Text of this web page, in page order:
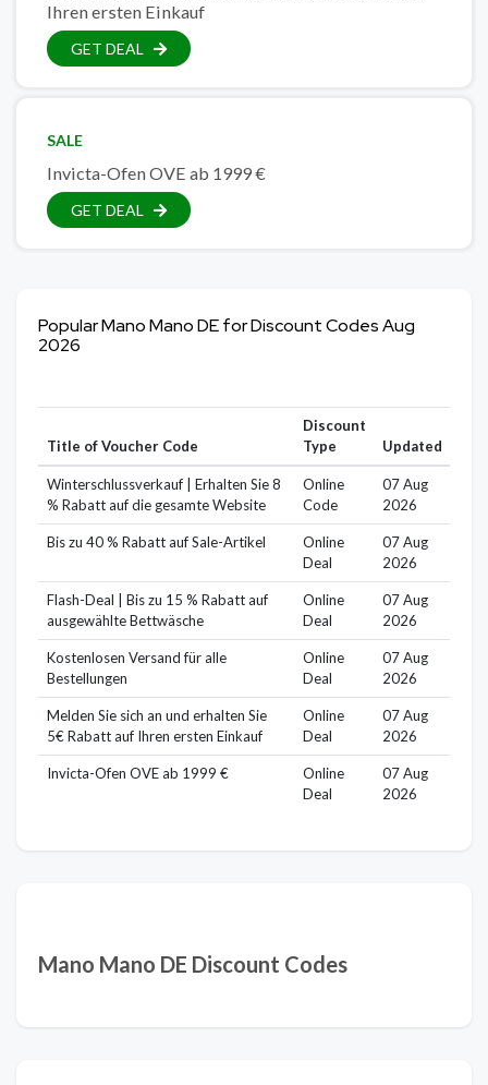
Ihren ersten Einkauf
GET DEAL
SALE
Invicta-Ofen OVE ab 1999 €
GET DEAL
Popular Mano Mano DE for Discount Codes Aug
2026
Title of Voucher Code
Discount
Type
Updated
Winterschlussverkauf | Erhalten Sie 8
% Rabatt auf die gesamte Website
Online
Code
07 Aug
2026
Bis zu 40 % Rabatt auf Sale-Artikel
Online
Deal
07 Aug
2026
Flash-Deal | Bis zu 15 % Rabatt auf
ausgewählte Bettwäsche
Online
Deal
07 Aug
2026
Kostenlosen Versand für alle
Bestellungen
Online
Deal
07 Aug
2026
Melden Sie sich an und erhalten Sie
5€ Rabatt auf Ihren ersten Einkauf
Online
Deal
07 Aug
2026
Invicta-Ofen OVE ab 1999 €
Online
Deal
07 Aug
2026
Mano Mano DE Discount Codes